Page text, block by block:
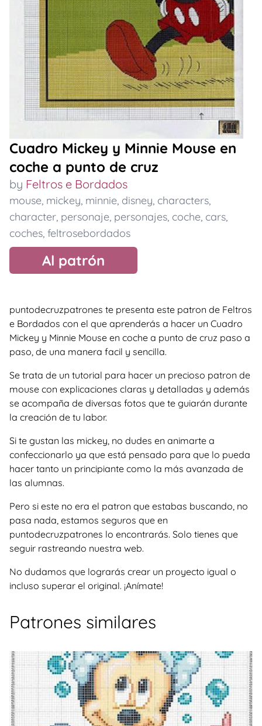
Cuadro Mickey y Minnie Mouse en
coche a punto de cruz
by Feltros e Bordados
mouse, mickey, minnie, disney, characters,
character, personaje, personajes, coche, cars,
coches, feltrosebordados
Al patrón
puntodecruzpatrones te presenta este patron de Feltros
e Bordados con el que aprenderás a hacer un Cuadro
Mickey y Minnie Mouse en coche a punto de cruz paso a
paso, de una manera facil y sencilla.
Se trata de un tutorial para hacer un precioso patron de
mouse con explicaciones claras y detalladas y además
se acompaña de diversas fotos que te guiarán durante
la creación de tu labor.
Si te gustan las mickey, no dudes en animarte a
confeccionarlo ya que está pensado para que lo pueda
hacer tanto un principiante como la más avanzada de
las alumnas.
Pero si este no era el patron que estabas buscando, no
pasa nada, estamos seguros que en
puntodecruzpatrones lo encontrarás. Solo tienes que
seguir rastreando nuestra web.
No dudamos que lograrás crear un proyecto igual o
incluso superar el original. ¡Anímate!
Patrones similares